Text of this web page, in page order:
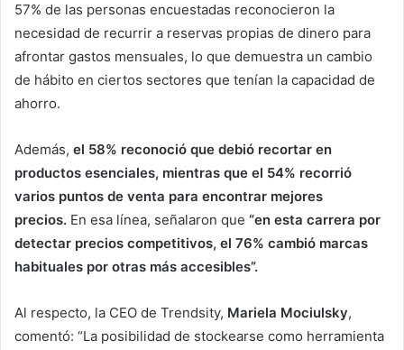
57% de las personas encuestadas reconocieron la
necesidad de recurrir a reservas propias de dinero para
afrontar gastos mensuales, lo que demuestra un cambio
de hábito en ciertos sectores que tenían la capacidad de
ahorro.
Además, el 58% reconoció que debió recortar en
productos esenciales, mientras que el 54% recorrió
varios puntos de venta para encontrar mejores
precios. En esa línea, señalaron que “en esta carrera por
detectar precios competitivos, el 76% cambió marcas
habituales por otras más accesibles”.
Al respecto, la CEO de Trendsity, Mariela Mociulsky,
comentó: “La posibilidad de stockearse como herramienta